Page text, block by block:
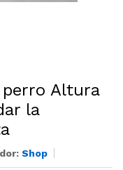
perro Altura
la
Shop